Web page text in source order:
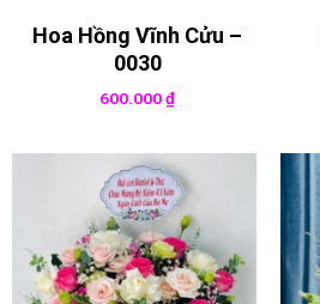
Hoa Hồng Vĩnh Cửu –
0030
600.000₫